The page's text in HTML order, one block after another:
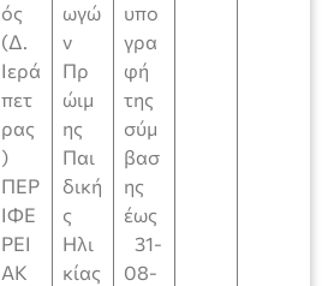
ός
(Δ.
Ιερά
πετ
ρας
)
ΠΕΡ
ΙΦΕ
ΡΕΙ
ΑΚ
ωγώ
ν
Πρ
ώιμ
ης
Παι
δική
ς
Ηλι
κίας
υπο
γρα
φή
της
σύμ
βασ
ης
έως
31-
08-